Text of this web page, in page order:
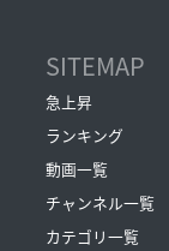
SITEMAP
急上昇
ランキング
動画一覧
チャンネル一覧
カテゴリ一覧